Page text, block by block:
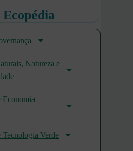
Ecopédia
Natureza e
Economia
Tecnologia Verde